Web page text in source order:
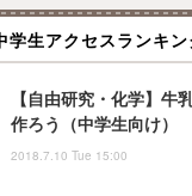
学生アクセスランキン
【自由研究・化学】牛
作ろう（中学生向け）
2018.7.10 Tue 15:00